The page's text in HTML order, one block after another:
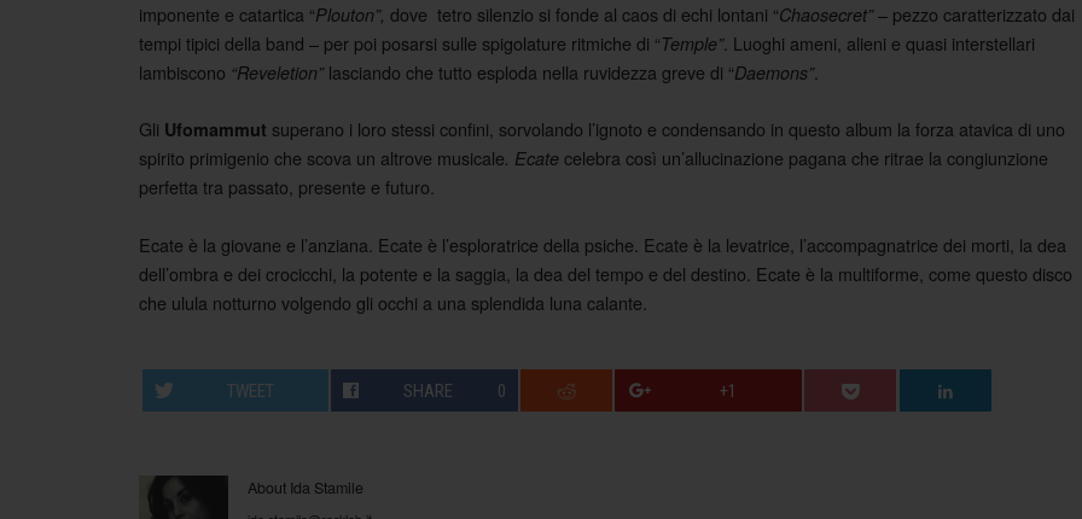
imponente e catartica “Plouton”, dove tetro silenzio si fonde al caos di echi lontani “Chaosecret”– pezzo caratterizzato dai
tempi tipici della band – per poi posarsi sulle spigolature ritmiche di “Temple”. Luoghi ameni, alieni e quasi interstellari
lambiscono “Reveletion”lasciando che tutto esploda nella ruvidezza greve di “Daemons”.
Gli Ufomammut superano i loro stessi confini, sorvolando l’ignoto e condensando in questo album la forza atavica di uno
spirito primigenio che scova un altrove musicale. Ecate celebra così un’allucinazione pagana che ritrae la congiunzione
perfetta tra passato, presente e futuro.
Ecate è la giovane e l’anziana. Ecate è l’esploratrice della psiche. Ecate è la levatrice, l’accompagnatrice dei morti, la dea
dell’ombra e dei crocicchi, la potente e la saggia, la dea del tempo e del destino. Ecate è la multiforme, come questo disco
che ulula notturno volgendo gli occhi a una splendida luna calante.
TWEET SHARE 0 +1
About Ida Stamile